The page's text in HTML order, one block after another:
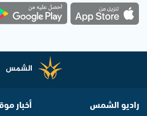
راديو الشمس أخبار